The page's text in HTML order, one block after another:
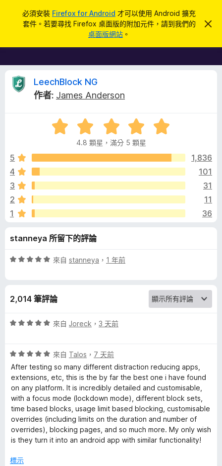
必須安裝 Firefox for Android 才可以使用 Android 擴充
套件。若要尋找 Firefox 桌面版的附加元件，請到我們的
桌面版網站 。
忽
通
F
i
e
x
覽
器
附
加
件
L
c
h
B
o
k
N
G
的
評
論
LeechBlock NG
作者: James Anderson
評
價
.
分
滿
5
4.8 顆星，滿分 5 顆星
5
1,836
4
101
3
31
2
11
1
36
stanneya 所留下的評論
評
，
分
來自 stanneya ， 1 年前
2,014 筆評論
評
分
，
滿
分
5
分
來自 Joreck ， 3 天前
評
價
5
分
，
滿
分
5
分
來自 Talos ， 7 天前
After testing so many different distraction reducing apps,
extensions, etc, this is the by far the best one i have found
on any platform. It is incredibly detailed and customisable,
with a focus mode (lockdown mode), different block sets,
time based blocks, usage limit based blocking, customisable
overrides (including limits on the duration and number of
overrides), blocking pages, and so much more. My only wish
is they turn it into an android app with similar functionality!
標示